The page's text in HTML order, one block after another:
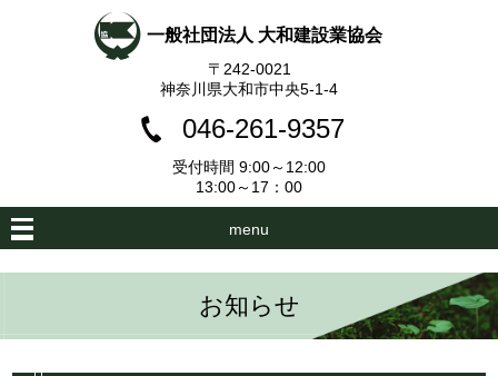
一般社団法人 大和建設業協会
〒242-0021
神奈川県大和市中央5-1-4
046-261-9357
受付時間 9:00～12:00
13:00～17：00
menu
お知らせ